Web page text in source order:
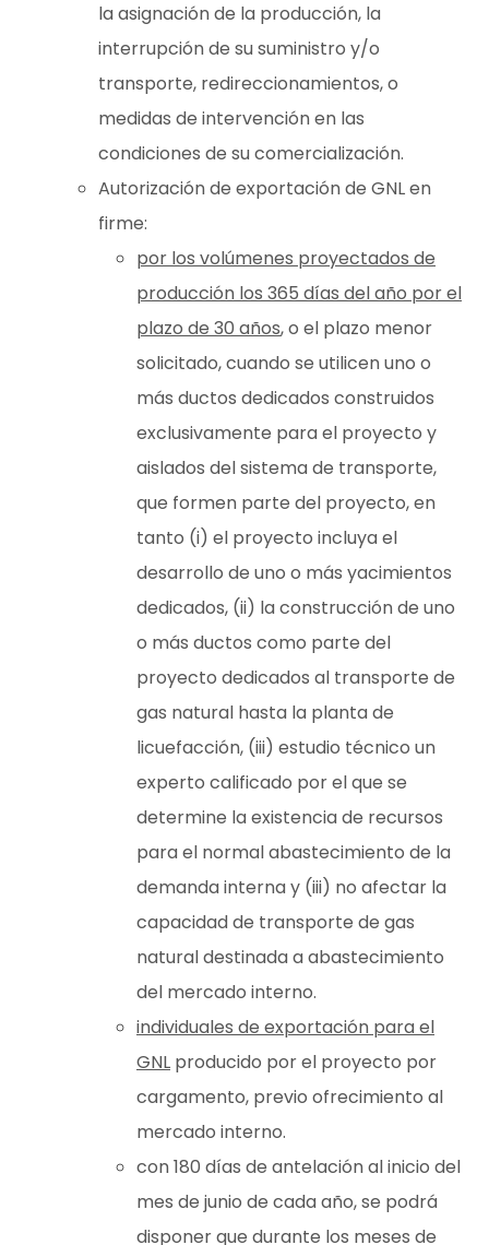
la asignación de la producción, la
interrupción de su suministro y/o
transporte, redireccionamientos, o
medidas de intervención en las
condiciones de su comercialización.
Autorización de exportación de GNL en
firme:
por los volúmenes proyectados de
producción los 365 días del año por el
plazo de 30 años, o el plazo menor
solicitado, cuando se utilicen uno o
más ductos dedicados construidos
exclusivamente para el proyecto y
aislados del sistema de transporte,
que formen parte del proyecto, en
tanto (i) el proyecto incluya el
desarrollo de uno o más yacimientos
dedicados, (ii) la construcción de uno
o más ductos como parte del
proyecto dedicados al transporte de
gas natural hasta la planta de
licuefacción, (iii) estudio técnico un
experto calificado por el que se
determine la existencia de recursos
para el normal abastecimiento de la
demanda interna y (iii) no afectar la
capacidad de transporte de gas
natural destinada a abastecimiento
del mercado interno.
individuales de exportación para el
GNL producido por el proyecto por
cargamento, previo ofrecimiento al
mercado interno.
con 180 días de antelación al inicio del
mes de junio de cada año, se podrá
disponer que durante los meses de